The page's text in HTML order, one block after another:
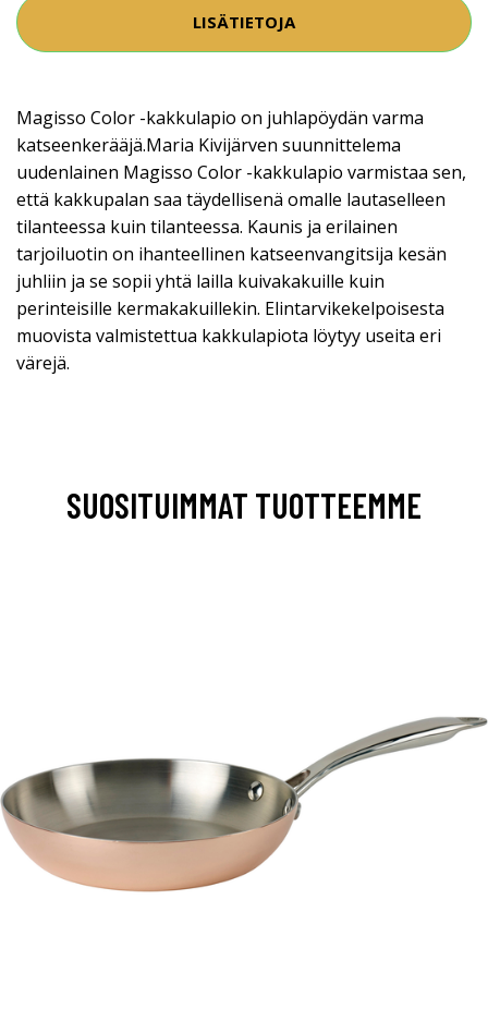
LISÄTIETOJA
Magisso Color -kakkulapio on juhlapöydän varma
katseenkerääjä.Maria Kivijärven suunnittelema
uudenlainen Magisso Color -kakkulapio varmistaa sen,
että kakkupalan saa täydellisenä omalle lautaselleen
tilanteessa kuin tilanteessa. Kaunis ja erilainen
tarjoiluotin on ihanteellinen katseenvangitsija kesän
juhliin ja se sopii yhtä lailla kuivakakuille kuin
perinteisille kermakakuillekin. Elintarvikekelpoisesta
muovista valmistettua kakkulapiota löytyy useita eri
värejä.
SUOSITUIMMAT TUOTTEEMME